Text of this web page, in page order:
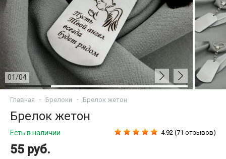
01 /04
Главная Брелоки Брелок жетон
Брелок жетон
Есть в наличии
55 руб.
4.92 (71 отзывов)